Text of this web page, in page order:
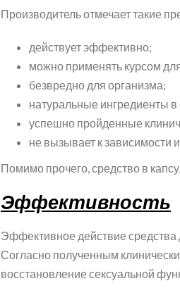
Производитель отмечает такие
действует эффективно;
можно применять курсом
безвредно для организма;
натуральные ингредиенты в
успешно пройденные
не вызывает к зависимости
Помимо прочего, средство в
Эффективность
Эффективное действие средства
Согласно полученным
восстановление сексуальной